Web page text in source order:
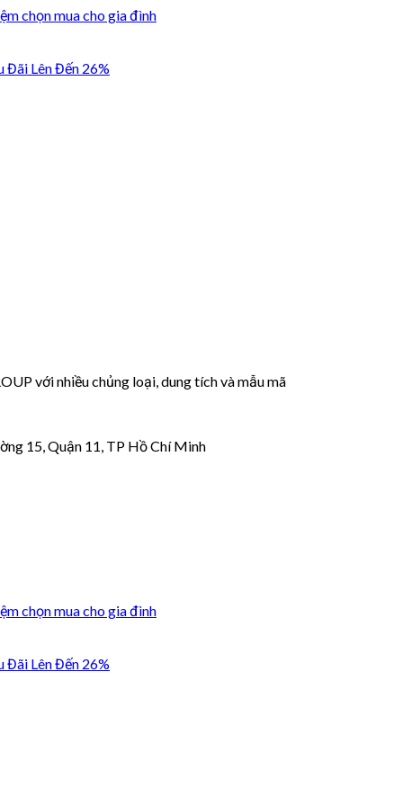
chọn mua cho gia đình
Đãi Lên Đến 26%
với nhiều chủng loại, dung tích và mẫu mã
15, Quận 11, TP Hồ Chí Minh
chọn mua cho gia đình
Đãi Lên Đến 26%